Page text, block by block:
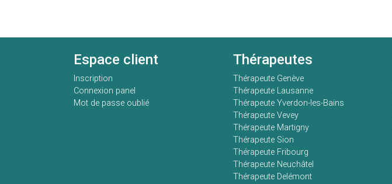
Espace client
Inscription
Connexion panel
Mot de passe oublié
Thérapeutes
Thérapeute Genève
Thérapeute Lausanne
Thérapeute Yverdon-les-Bains
Thérapeute Vevey
Thérapeute Martigny
Thérapeute Sion
Thérapeute Fribourg
Thérapeute Neuchâtel
Thérapeute Delémont